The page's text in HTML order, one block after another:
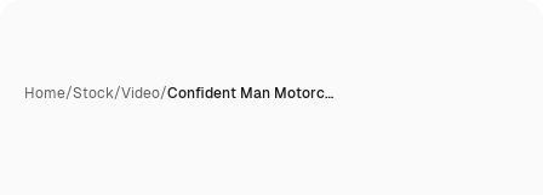
Home/Stock/Video/Confident Man Motorc…